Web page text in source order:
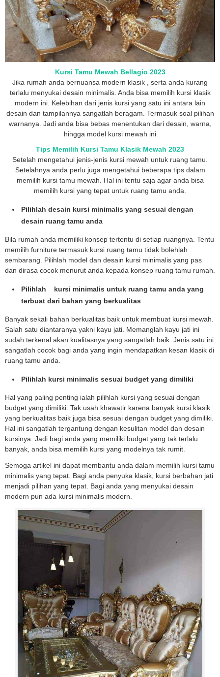
Kursi Tamu Mewah Bellagio 2023
Jika rumah anda bernuansa modern klasik , serta anda kurang
terlalu menyukai desain minimalis. Anda bisa memilih kursi klasik
modern ini. Kelebihan dari jenis kursi yang satu ini antara lain
desain dan tampilannya sangatlah beragam. Termasuk soal pilihan
warnanya. Jadi anda bisa bebas menentukan dari desain, warna,
hingga model kursi mewah ini
Tips Memilih Kursi Tamu Klasik Mewah 2023
Setelah mengetahui jenis-jenis kursi mewah untuk ruang tamu.
Setelahnya anda perlu juga mengetahui beberapa tips dalam
memilih kursi tamu mewah. Hal ini tentu saja agar anda bisa
memilih kursi yang tepat untuk ruang tamu anda.
Pilihlah desain kursi minimalis yang sesuai dengan
desain ruang tamu anda
Bila rumah anda memiliki konsep tertentu di setiap ruangnya. Tentu
memilih furniture termasuk kursi ruang tamu tidak bolehlah
sembarang. Pilihlah model dan desain kursi minimalis yang pas
dan dirasa cocok menurut anda kepada konsep ruang tamu rumah.
Pilihlah kursi minimalis untuk ruang tamu anda yang
terbuat dari bahan yang berkualitas
Banyak sekali bahan berkualitas baik untuk membuat kursi mewah.
Salah satu diantaranya yakni kayu jati. Memanglah kayu jati ini
sudah terkenal akan kualitasnya yang sangatlah baik. Jenis satu ini
sangatlah cocok bagi anda yang ingin mendapatkan kesan klasik di
ruang tamu anda.
Pilihlah kursi minimalis sesuai budget yang dimiliki
Hal yang paling penting ialah pilihlah kursi yang sesuai dengan
budget yang dimiliki. Tak usah khawatir karena banyak kursi klasik
yang berkualitas baik juga bisa sesuai dengan budget yang dimiliki.
Hal ini sangatlah tergantung dengan kesulitan model dan desain
kursinya. Jadi bagi anda yang memiliki budget yang tak terlalu
banyak, anda bisa memilih kursi yang modelnya tak rumit.
Semoga artikel ini dapat membantu anda dalam memilih kursi tamu
minimalis yang tepat. Bagi anda penyuka klasik, kursi berbahan jati
menjadi pilihan yang tepat. Bagi anda yang menyukai desain
modern pun ada kursi minimalis modern.